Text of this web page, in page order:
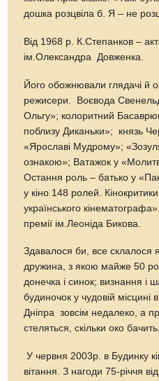
дошка розцвіла б. Я – не
Від 1968 р. К.Степанков –
ім.Олександра Довженка.
Його обожнювали глядачі й
режисери. Воєвода
Ольгу»; колоритний
поблизу Диканьки»; князь
«Ярославі Мудрому»;
ознакою»; Ватажок у
Остання роль – батько у
у кіно 148 ролей.
українського
премії ім.Леоніда Бикова.
Здавалося би, все склалося
дружина, з якою майже 50
донечка і синок; визнання
будиночок у чудовій місцині
Дніпра зовсім недалеко, а
стеляться, скільки око
У червня 2003р. в Будинку
вітання. З нагоди 75-річчя